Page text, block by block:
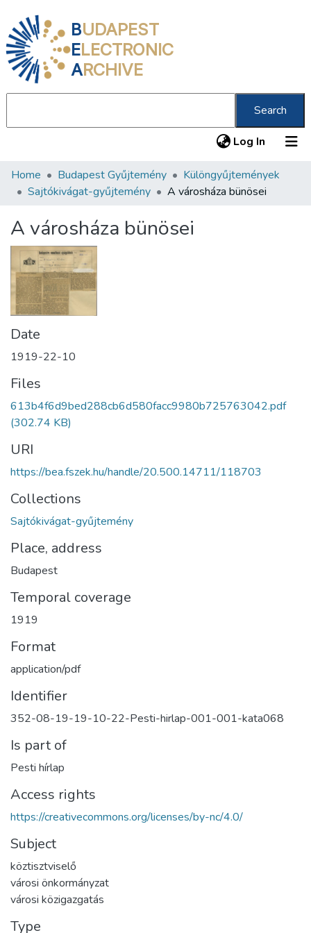
BUDAPEST
ELECTRONIC
ARCHIVE
Search
Log In (current)
Communities & Collections
Statistics
About us
Home Budapest Gyűjtemény
Különgyűjtemények
Sajtókivágat-gyűjtemény
A városháza bünösei
A városháza bünösei
Date
1919-22-10
Files
613b4f6d9bed288cb6d580facc9980b725763042.pdf
(302.74 KB)
URI
https://bea.fszek.hu/handle/20.500.14711/118703
Collections
Sajtókivágat-gyűjtemény
Place, address
Budapest
Temporal coverage
1919
Format
application/pdf
Identifier
352-08-19-19-10-22-Pesti-hirlap-001-001-kata068
Is part of
Pesti hírlap
Access rights
https://creativecommons.org/licenses/by-nc/4.0/
Subject
köztisztviselő
városi önkormányzat
városi közigazgatás
Type